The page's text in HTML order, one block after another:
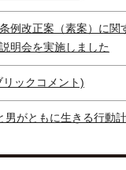
例改正案（素案）に関
明会を実施しました
ックコメント)
男がともに生きる行動